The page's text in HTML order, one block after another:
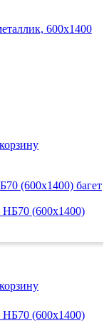
600х1400
(600x1400) багет